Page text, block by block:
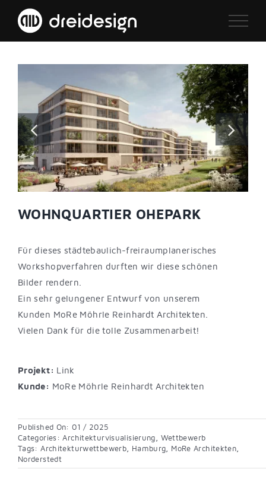
Inhalt
springen
WOHNQUARTIER OHEPARK
Für dieses städtebaulich-freiraumplanerisches
Workshopverfahren durften wir diese schönen
Bilder rendern.
Ein sehr gelungener Entwurf von unserem
Kunden MoRe Möhrle Reinhardt Architekten.
Vielen Dank für die tolle Zusammenarbeit!
Projekt: Link
Kunde: MoRe Möhrle Reinhardt Architekten
Published On: 01 / 2025
Categories:Architekturvisualisierung, Wettbewerb
Tags:Architekturwettbewerb, Hamburg, MoRe Architekten,
Norderstedt